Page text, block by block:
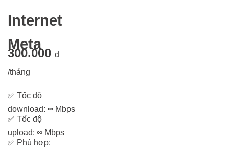
Internet
Meta
300.000 đ
/tháng
✅ Tốc độ
download: ∞ Mbps
✅ Tốc độ
upload: ∞ Mbps
✅ Phù hợp: